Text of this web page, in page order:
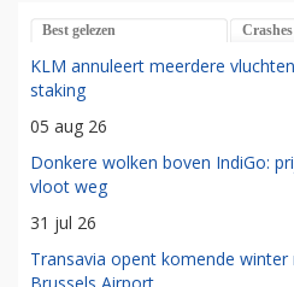
Best gelezen Crashes
KLM annuleert meerdere
staking
05 aug 26
Donkere wolken boven IndiGo:
vloot weg
31 jul 26
Transavia opent komende